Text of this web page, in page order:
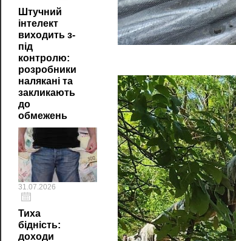
Штучний
інтелект
виходить з-
під
контролю:
розробники
налякані та
закликають
до
обмежень
31.07.2026
Тиха
бідність:
доходи